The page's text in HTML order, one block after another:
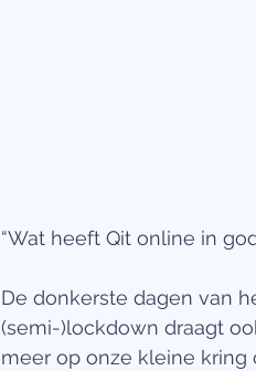
“Wat heeft Qit online in
De donkerste dagen van
(semi-)lockdown draagt
meer op onze kleine kring